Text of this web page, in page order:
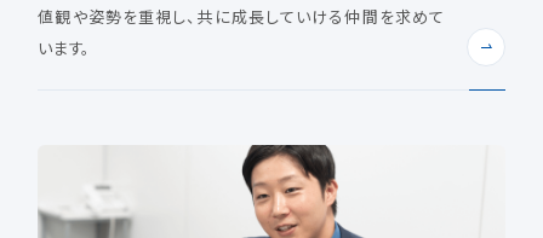
値観や姿勢を重視し、共に成長していける仲間を求めて
います。